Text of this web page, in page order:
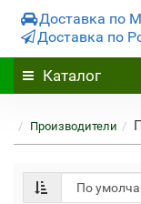
Доставка по
Доставка по
Каталог
Производители